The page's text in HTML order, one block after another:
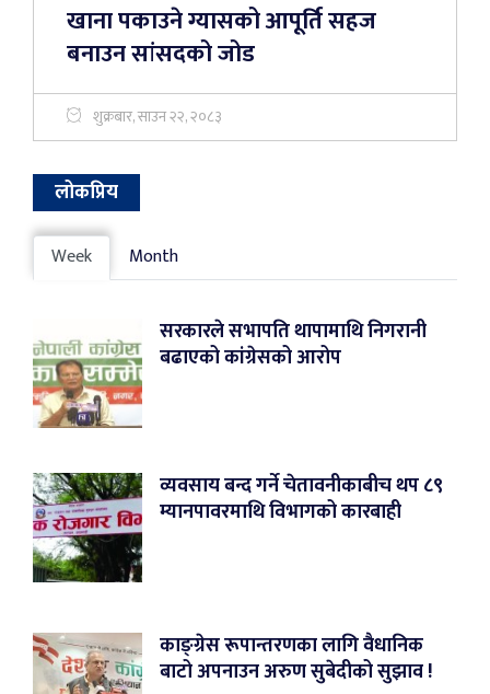
खाना पकाउने ग्यासको आपूर्ति सहज
बनाउन सांसदको जोड
शुक्रबार, साउन २२, २०८३
लोकप्रिय
Week Month
सरकारले सभापति थापामाथि निगरानी
बढाएको कांग्रेसको आरोप
व्यवसाय बन्द गर्ने चेतावनीकाबीच थप ८९
म्यानपावरमाथि विभागको कारबाही
काङ्ग्रेस रूपान्तरणका लागि वैधानिक
बाटो अपनाउन अरुण सुबेदीको सुझाव !